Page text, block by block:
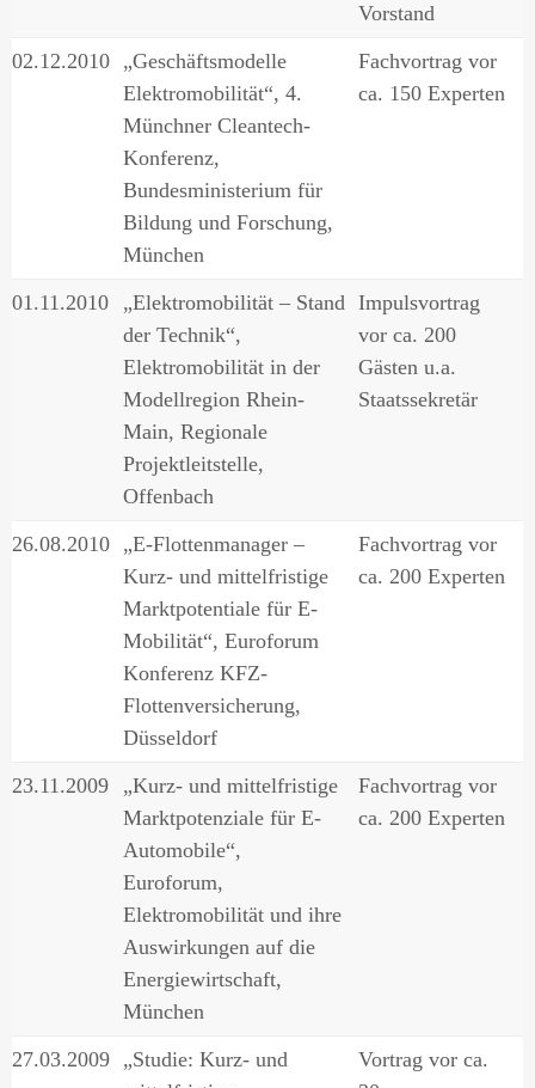
Vorstand
02.12.2010 „Geschäftsmodelle
Elektromobilität“, 4.
Münchner Cleantech-
Konferenz,
Bundesministerium für
Bildung und Forschung,
München
Fachvortrag vor
ca. 150 Experten
01.11.2010
„Elektromobilität – Stand
der Technik“,
Elektromobilität in der
Modellregion Rhein-
Main, Regionale
Projektleitstelle,
Offenbach
Impulsvortrag
vor ca. 200
Gästen u.a.
Staatssekretär
26.08.2010 „E-Flottenmanager –
Kurz- und mittelfristige
Marktpotentiale für E-
Mobilität“, Euroforum
Konferenz KFZ-
Flottenversicherung,
Düsseldorf
Fachvortrag vor
ca. 200 Experten
23.11.2009
„Kurz- und mittelfristige
Marktpotenziale für E-
Automobile“,
Euroforum,
Elektromobilität und ihre
Auswirkungen auf die
Energiewirtschaft,
München
Fachvortrag vor
ca. 200 Experten
27.03.2009 „Studie: Kurz- und
Vortrag vor ca.